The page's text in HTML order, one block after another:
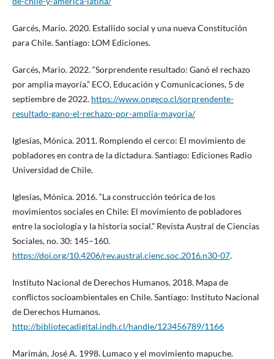
Garcés, Mario. 2020. Estallido social y una nueva Constitución
para Chile. Santiago: LOM Ediciones.
Garcés, Mario. 2022. “Sorprendente resultado: Ganó el rechazo
por amplia mayoría.” ECO, Educación y Comunicaciones, 5 de
septiembre de 2022. https://www.ongeco.cl/sorprendente-
resultado-gano-el-rechazo-por-amplia-mayoria/
Iglesias, Mónica. 2011. Rompiendo el cerco: El movimiento de
pobladores en contra de la dictadura. Santiago: Ediciones Radio
Universidad de Chile.
Iglesias, Mónica. 2016. “La construcción teórica de los
movimientos sociales en Chile: El movimiento de pobladores
entre la sociología y la historia social.” Revista Austral de Ciencias
Sociales, no. 30: 145–160.
https://doi.org/10.4206/rev.austral.cienc.soc.2016.n30-07.
Instituto Nacional de Derechos Humanos. 2018. Mapa de
conflictos socioambientales en Chile. Santiago: Instituto Nacional
de Derechos Humanos.
http://bibliotecadigital.indh.cl/handle/123456789/1166
Marimán, José A. 1998. Lumaco y el movimiento mapuche.